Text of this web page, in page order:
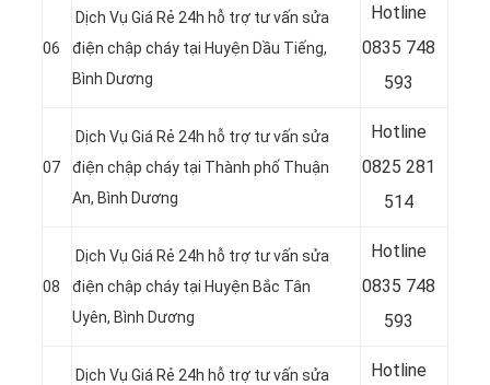
06
Dịch Vụ Giá Rẻ 24h hỗ trợ tư vấn sửa
điện chập cháy tại Huyện Dầu Tiếng,
Bình Dương
Hotline
0835 748
593
07
Dịch Vụ Giá Rẻ 24h hỗ trợ tư vấn sửa
điện chập cháy tại Thành phố Thuận
An, Bình Dương
Hotline
0825 281
514
08
Dịch Vụ Giá Rẻ 24h hỗ trợ tư vấn sửa
điện chập cháy tại Huyện Bắc Tân
Uyên, Bình Dương
Hotline
0835 748
593
Dịch Vụ Giá Rẻ 24h hỗ trợ tư vấn sửa
Hotline